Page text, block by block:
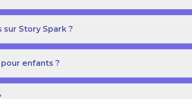
Story Spark ?
enfants ?